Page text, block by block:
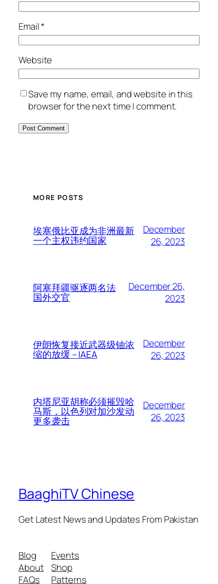
Email*
Website
Save my name, email, and website in this
browser for the next time I comment.
MORE POSTS
埃塞俄比亚成为非洲最新
一个主权违约国家
December
26, 2023
阿塞拜疆驱逐两名法
国外交官
December 26,
2023
伊朗恢复接近武器级铀浓
缩的放缓 – IAEA
December
26, 2023
内塔尼亚胡称必须摧毁哈
马斯，以色列对加沙发动
更多袭击
December
26, 2023
BaaghiTV Chinese
Get Latest News and Updates From Pakistan
Blog
About
FAQs
Events
Shop
Patterns